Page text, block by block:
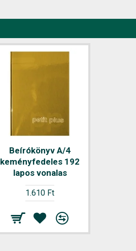
Beírókönyv A/4
keményfedeles 192
lapos vonalas
1.610 Ft